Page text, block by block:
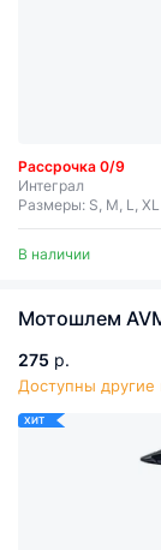
Рассрочка 0/9
Интеграл
Размеры: S, M, L, XL
В наличии
Мотошлем
275 р.
Доступны другие
ХИТ